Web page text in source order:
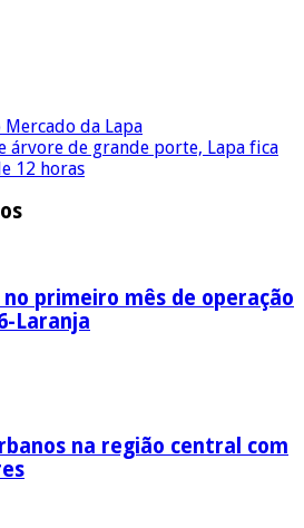
da Lapa
árvore de grande porte, Lapa fica
12 horas
no primeiro mês de operação
Laranja
na região central com